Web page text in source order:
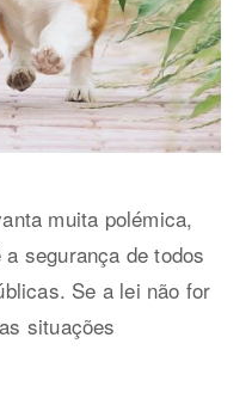
muita polémica,
segurança de todos
Se a lei não for
situações